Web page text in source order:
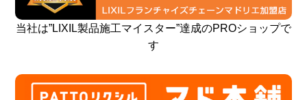
当社は”LIXIL製品施工マイスター”達成のPROショップで
す